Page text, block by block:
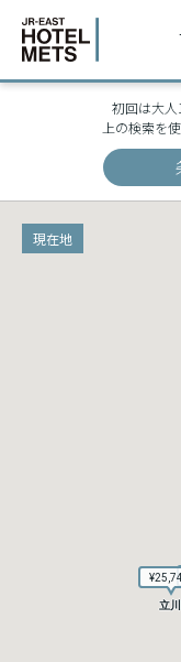
初回は大人
上の検索を
立川
立川
現在地